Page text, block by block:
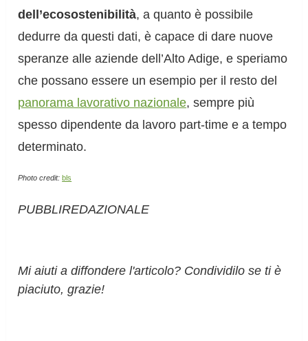
dell’ecosostenibilità, a quanto è possibile
dedurre da questi dati, è capace di dare nuove
speranze alle aziende dell’Alto Adige, e speriamo
che possano essere un esempio per il resto del
panorama lavorativo nazionale, sempre più
spesso dipendente da lavoro part-time e a tempo
determinato.
Photo credit: bls
PUBBLIREDAZIONALE
Mi aiuti a diffondere l'articolo? Condividilo se ti è
piaciuto, grazie!